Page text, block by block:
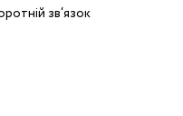
зв‘язок